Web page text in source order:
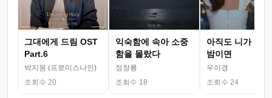
그대에게 드림 OST
Part.6
박지원 (프로미스나인)
조회수 20
익숙함에 속아 소중
함을 몰랐다
정창룡
조회수 18
아직도 니가 그
밤이면
우이경
조회수 24